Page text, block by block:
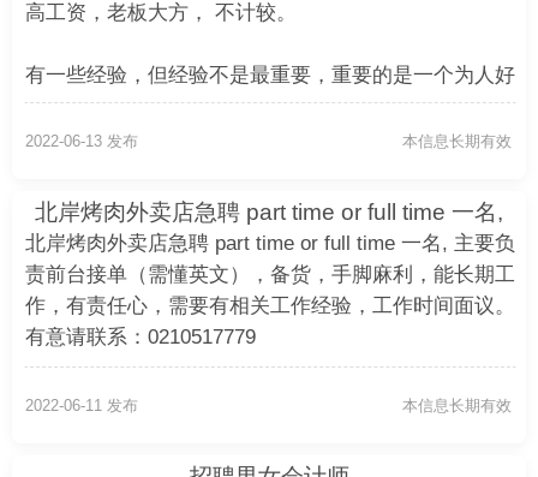
高工资，老板大方， 不计较。
有一些经验，但经验不是最重要，重要的是一个为人好
的人。
本信息长期有效
2022-06-13 发布
北岸烤肉外卖店急聘 part time or full time 一名,
主要负责前台接单（需懂英文
北岸烤肉外卖店急聘 part time or full time 一名, 主要负
责前台接单（需懂英文），备货，手脚麻利，能长期工
作，有责任心，需要有相关工作经验，工作时间面议。
有意请联系：0210517779
本信息长期有效
2022-06-11 发布